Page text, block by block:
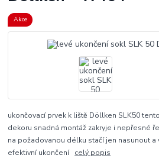
Akce
ukončovací prvek k liště Döllken SLK50
dekoru snadná montáž zakryje i nepřesné
na požadovanou délku stačí jen nasunout
efektivní ukončení celý popis